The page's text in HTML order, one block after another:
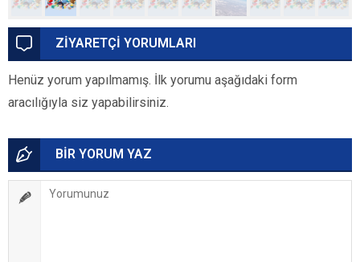
ZİYARETÇİ YORUMLARI
Henüz yorum yapılmamış. İlk yorumu aşağıdaki form
aracılığıyla siz yapabilirsiniz.
BİR YORUM YAZ